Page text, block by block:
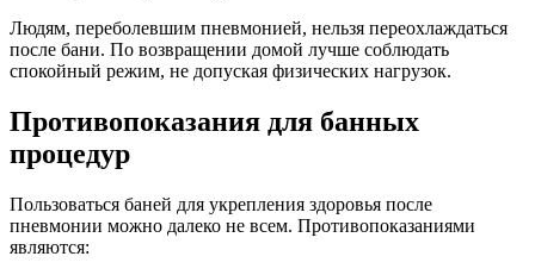
Людям, переболевшим пневмонией, нельзя переохлаждаться
после бани. По возвращении домой лучше соблюдать
спокойный режим, не допуская физических нагрузок.
Противопоказания для банных
процедур
Пользоваться баней для укрепления здоровья после
пневмонии можно далеко не всем. Противопоказаниями
являются: